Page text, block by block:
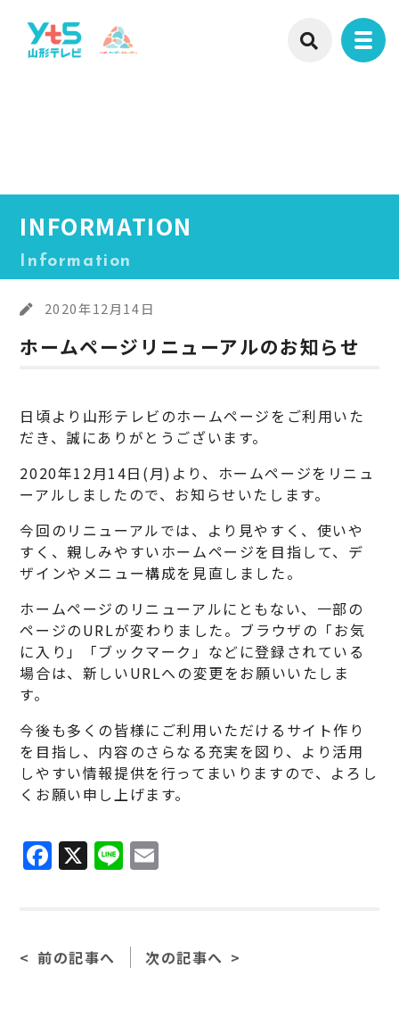
INFORMATION
Information
2020年12月14日
ホームページリニューアルのお知らせ
日頃より山形テレビのホームページをご利用いた
だき、誠にありがとうございます。
2020年12月14日(月)より、ホームページをリニュ
ーアルしましたので、お知らせいたします。
今回のリニューアルでは、より見やすく、使いや
すく、親しみやすいホームページを目指して、デ
ザインやメニュー構成を見直しました。
ホームページのリニューアルにともない、一部の
ページのURLが変わりました。ブラウザの「お気
に入り」「ブックマーク」などに登録されている
場合は、新しいURLへの変更をお願いいたしま
す。
今後も多くの皆様にご利用いただけるサイト作り
を目指し、内容のさらなる充実を図り、より活用
しやすい情報提供を行ってまいりますので、よろし
くお願い申し上げます。
F
a
b
X Li
n
前の記事へ 次の記事へ